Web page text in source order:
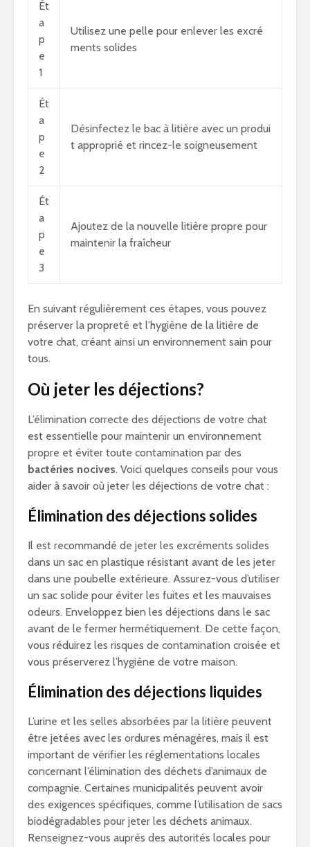
Ét
a
p
e
1
Utilisez une pelle pour enlever les excré
ments solides
Ét
a
p
e
2
Désinfectez le bac à litière avec un produi
t approprié et rincez-le soigneusement
Ét
a
p
e
3
Ajoutez de la nouvelle litière propre pour
maintenir la fraîcheur
En suivant régulièrement ces étapes, vous pouvez
préserver la propreté et l’hygiène de la litière de
votre chat, créant ainsi un environnement sain pour
tous.
Où jeter les déjections?
L’élimination correcte des déjections de votre chat
est essentielle pour maintenir un environnement
propre et éviter toute contamination par des
bactéries nocives. Voici quelques conseils pour vous
aider à savoir où jeter les déjections de votre chat :
Élimination des déjections solides
Il est recommandé de jeter les excréments solides
dans un sac en plastique résistant avant de les jeter
dans une poubelle extérieure. Assurez-vous d’utiliser
un sac solide pour éviter les fuites et les mauvaises
odeurs. Enveloppez bien les déjections dans le sac
avant de le fermer hermétiquement. De cette façon,
vous réduirez les risques de contamination croisée et
vous préserverez l’hygiène de votre maison.
Élimination des déjections liquides
L’urine et les selles absorbées par la litière peuvent
être jetées avec les ordures ménagères, mais il est
important de vérifier les réglementations locales
concernant l’élimination des déchets d’animaux de
compagnie. Certaines municipalités peuvent avoir
des exigences spécifiques, comme l’utilisation de sacs
biodégradables pour jeter les déchets animaux.
Renseignez-vous auprès des autorités locales pour